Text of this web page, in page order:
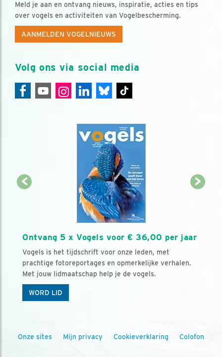
Meld je aan en ontvang nieuws, inspiratie, acties en tips
over vogels en activiteiten van Vogelbescherming.
AANMELDEN VOGELNIEUWS
Volg ons via social media
Ontvang 5 x Vogels voor € 36,00 per jaar
Vogels is het tijdschrift voor onze leden, met
prachtige fotoreportages en opmerkelijke verhalen.
Met jouw lidmaatschap help je de vogels.
WORD LID
Onze sites Mijn privacy Cookieverklaring Colofon